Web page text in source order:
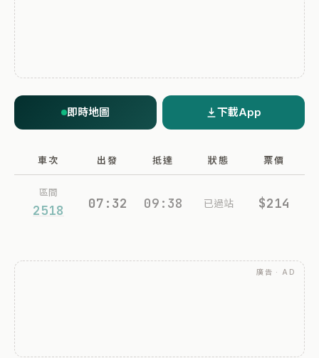
即時地圖 下載App
車次 出發 抵達 狀態 票價
區間
2518 07:32 09:38 已過站 $214
廣告 · AD